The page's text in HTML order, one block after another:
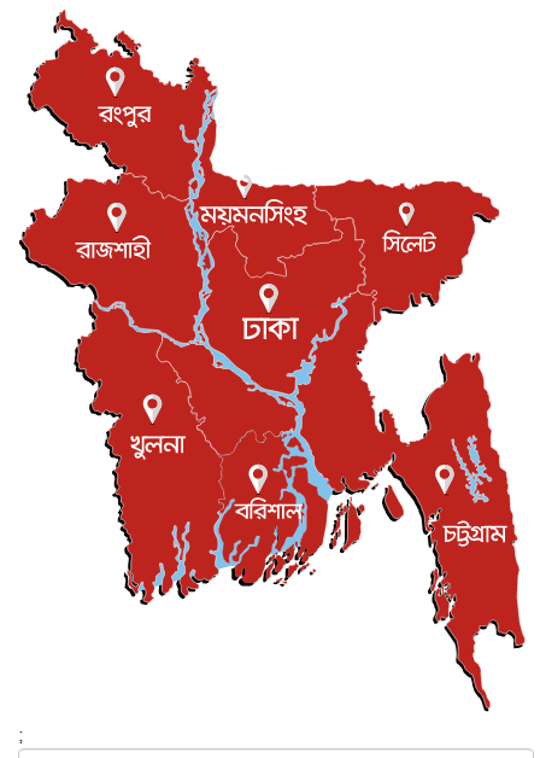
আন্তর্জাতিক
যুক্তরাষ্ট্রে পারিবারিক সংঘাতে বন্দুক হামলা, নিহত ৩
আন্তর্জাতিক
টি-টোয়েন্টি ইতিহাসের সর্বোচ্চ রানের মালিক এখন জস বাটলার
খেলাধুলা ৬ আগস্ট, ২০২৬
বস্তিতে কেটেছে শৈশব, আজ মুম্বাইয়ে দুই বাড়ির মালিক
৬ আগস্ট, ২০২৬
যুক্তরাজ্যে বসবাসরত জাতীয়তাবাদী কুলাউড়াবাসীর মত বিনিময়
সভা...
ইউকে কমিউনিটি ৫ আগস্ট, ২০২৬
প্রধানমন্ত্রীকে সৌদি আরব সফরের আমন্ত্রণ
জাতীয় ৫ আগস্ট, ২০২৬
জুলাই গণ-অভ্যুত্থান দিবস আজ, স্মরণে দেশজুড়ে কর্মসূচি
৫ আগস্ট, ২০২৬
জনগণ পরিবর্তন চেয়েছে বলেই জুলাই আন্দোলন সফল :
প্রধানমন্ত্রী
জাতীয় ৫ আগস্ট, ২০২৬
বেনজীর আহমেদের সঙ্গে পরীমনির ঘনিষ্ঠ সম্পর্ক ছিল : নাসির
৫ আগস্ট, ২০২৬
হরমুজ নিয়ে ইরান-মার্কিন চুক্তি হতে পারে আজ : মার্কিন অর্থমন...
আন্তর্জাতিক ৫ আগস্ট, ২০২৬
;